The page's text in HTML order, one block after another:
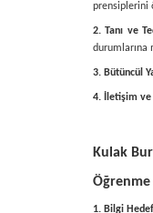
prensiplerini
2. Tanı ve
durumlarına
3. Bütüncül
4. İletişim
Kulak
1. Bilgi